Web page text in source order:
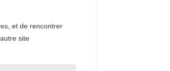
et de rencontrer
site